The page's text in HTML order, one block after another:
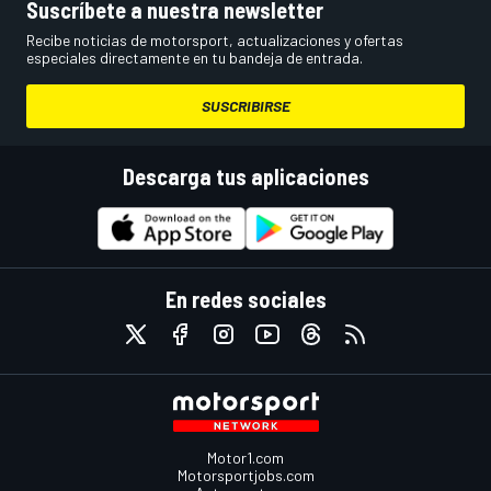
Suscríbete a nuestra newsletter
Recibe noticias de motorsport, actualizaciones y ofertas
especiales directamente en tu bandeja de entrada.
SUSCRIBIRSE
Descarga tus aplicaciones
En redes sociales
Motor1.com
Motorsportjobs.com